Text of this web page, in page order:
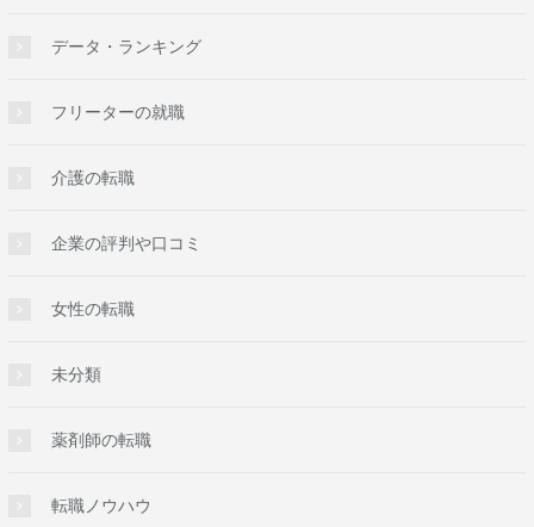
データ・ランキング
フリーターの就職
介護の転職
企業の評判や口コミ
女性の転職
未分類
薬剤師の転職
転職ノウハウ